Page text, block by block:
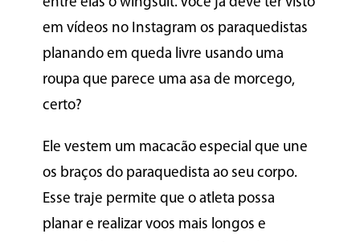
em vídeos no Instagram os paraquedistas
planando em queda livre usando uma
roupa que parece uma asa de morcego,
certo?
Ele vestem um macacão especial que une
os braços do paraquedista ao seu corpo.
Esse traje permite que o atleta possa
planar e realizar voos mais longos e